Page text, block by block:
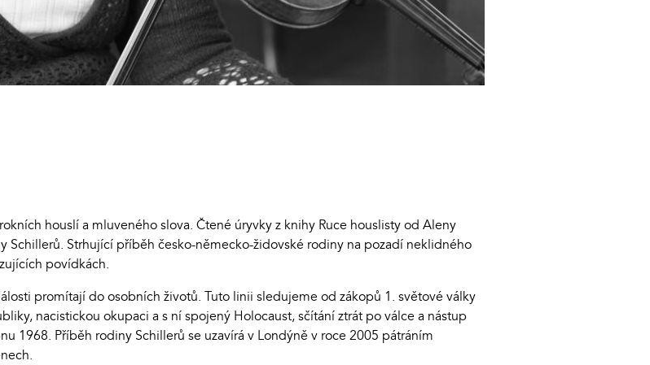
houslí a mluveného slova. Čtené úryvky z knihy Ruce houslisty od Aleny
Strhující příběh česko-německo-židovské rodiny na pozadí neklidného
povídkách.
promítají do osobních životů. Tuto linii sledujeme od zákopů 1. světové války
nacistickou okupaci a s ní spojený Holocaust, sčítání ztrát po válce a nástup
1968. Příběh rodiny Schillerů se uzavírá v Londýně v roce 2005 pátráním